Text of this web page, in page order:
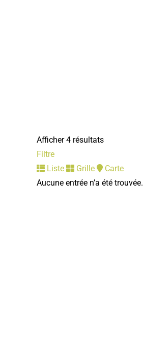
Afficher 4 résultats
Filtre
Liste
Grille
Carte
Aucune entrée n’a été trouvée.